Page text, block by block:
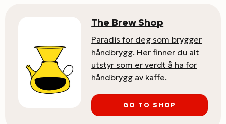
The Brew Shop
Paradis for deg som brygger
håndbrygg. Her finner du alt
utstyr som er verdt å ha for
håndbrygg av kaffe.
GO TO SHOP